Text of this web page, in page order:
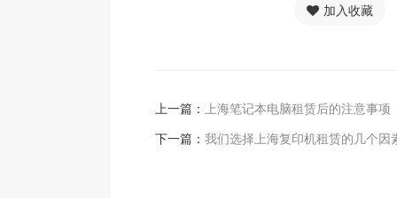
加入收藏
上一篇： 上海笔记本电脑租赁后的注意事项
下一篇： 我们选择上海复印机租赁的几个因